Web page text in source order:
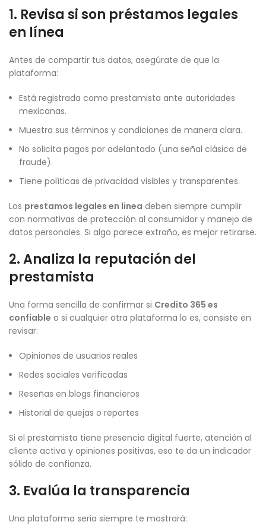
1. Revisa si son préstamos legales
en línea
Antes de compartir tus datos, asegúrate de que la
plataforma:
Está registrada como prestamista ante autoridades
mexicanas.
Muestra sus términos y condiciones de manera clara.
No solicita pagos por adelantado (una señal clásica de
fraude).
Tiene políticas de privacidad visibles y transparentes.
Los prestamos legales en linea deben siempre cumplir
con normativas de protección al consumidor y manejo de
datos personales. Si algo parece extraño, es mejor retirarse.
2. Analiza la reputación del
prestamista
Una forma sencilla de confirmar si Credito 365 es
confiable o si cualquier otra plataforma lo es, consiste en
revisar:
Opiniones de usuarios reales
Redes sociales verificadas
Reseñas en blogs financieros
Historial de quejas o reportes
Si el prestamista tiene presencia digital fuerte, atención al
cliente activa y opiniones positivas, eso te da un indicador
sólido de confianza.
3. Evalúa la transparencia
Una plataforma seria siempre te mostrará: